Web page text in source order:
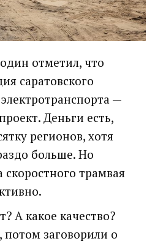
отметил, что
саратовского
—
Деньги есть,
регионов, хотя
больше. Но
скоростного трамвая
А какое качество?
заговорили о